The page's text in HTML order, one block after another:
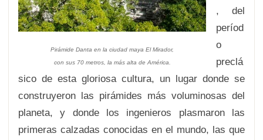
Pirámide Danta en la ciudad maya El Mirador,
con sus 70 metros, la más alta de América.
, del
períod
o
preclá
sico de esta gloriosa cultura, un lugar donde se
construyeron las pirámides más voluminosas del
planeta, y donde los ingenieros plasmaron las
primeras calzadas conocidas en el mundo, las que